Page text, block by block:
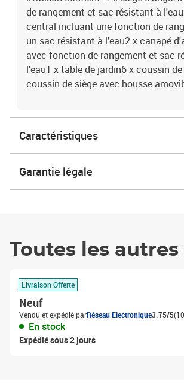
de rangement et sac résistant à
central incluant une fonction de
un sac résistant à l'eau2 x canapé
avec fonction de rangement et sac
l'eau1 x table de jardin6 x coussin
coussin de siège avec housse
Caractéristiques
Garantie légale
Toutes les
Livraison Offerte
Neuf
Vendu et expédié parRéseau Electronique3.75/5
En stock
Expédié sous 2 jours